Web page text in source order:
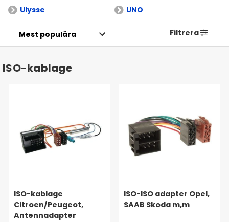
Ulysse
UNO
Filtrera
ISO-kablage
ISO-kablage
Citroen/Peugeot,
Antennadapter
ISO-ISO adapter Opel,
SAAB Skoda m,m